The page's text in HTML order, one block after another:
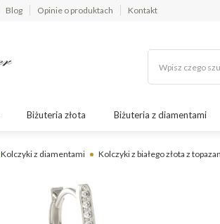
Blog Opinie o produktach Kontakt
Biżuteria złota Biżuteria z diamentami
Kolczyki z diamentami Kolczyki z białego złota z